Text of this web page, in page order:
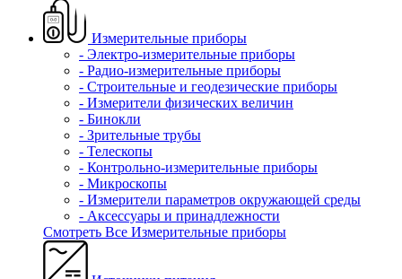
Измерительные приборы
- Электро-измерительные приборы
- Радио-измерительные приборы
- Строительные и геодезические приборы
- Измерители физических величин
- Бинокли
- Зрительные трубы
- Телескопы
- Контрольно-измерительные приборы
- Микроскопы
- Измерители параметров окружающей среды
- Аксессуары и принадлежности
Смотреть Все Измерительные приборы